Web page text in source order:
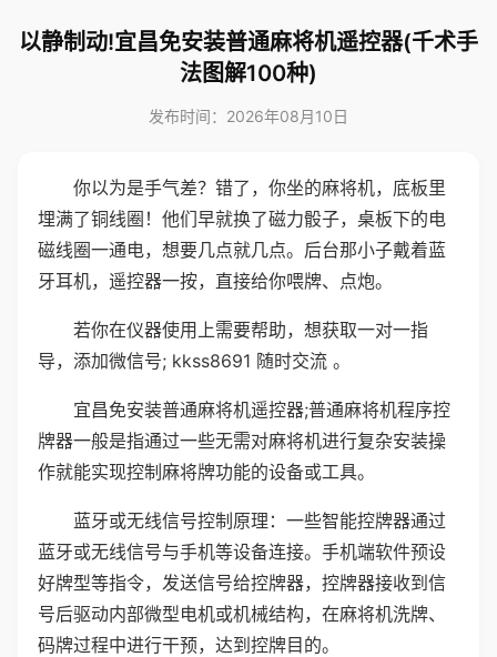
以静制动!宜昌免安装普通麻将机遥控器(千术手
法图解100种)
发布时间：2026年08月10日
你以为是手气差？错了，你坐的麻将机，底板里
埋满了铜线圈！他们早就换了磁力骰子，桌板下的电
磁线圈一通电，想要几点就几点。后台那小子戴着蓝
牙耳机，遥控器一按，直接给你喂牌、点炮。
若你在仪器使用上需要帮助，想获取一对一指
导，添加微信号; kkss8691 随时交流 。
宜昌免安装普通麻将机遥控器;普通麻将机程序控
牌器一般是指通过一些无需对麻将机进行复杂安装操
作就能实现控制麻将牌功能的设备或工具。
蓝牙或无线信号控制原理：一些智能控牌器通过
蓝牙或无线信号与手机等设备连接。手机端软件预设
好牌型等指令，发送信号给控牌器，控牌器接收到信
号后驱动内部微型电机或机械结构，在麻将机洗牌、
码牌过程中进行干预，达到控牌目的。